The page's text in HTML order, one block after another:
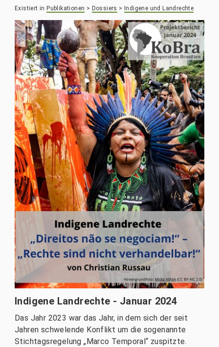
Existiert in Publikationen > Dossiers > Indigene und Landrechte
Indigene Landrechte - Januar 2024
Das Jahr 2023 war das Jahr, in dem sich der seit
Jahren schwelende Konflikt um die sogenannte
Stichtagsregelung „Marco Temporal“ zuspitzte.